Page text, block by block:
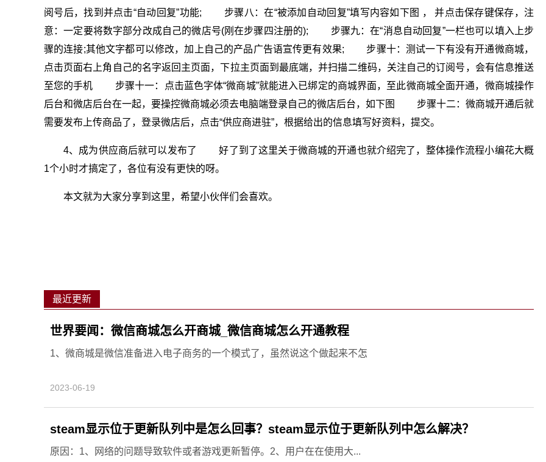
阅号后，找到并点击“自动回复”功能; 步骤八：在“被添加自动回复”填写内容如下图 ， 并点击保存键保存，注
意：一定要将数字部分改成自己的微店号(刚在步骤四注册的); 步骤九：在“消息自动回复”一栏也可以填入上步
骤的连接;其他文字都可以修改，加上自己的产品广告语宣传更有效果; 步骤十：测试一下有没有开通微商城，
点击页面右上角自己的名字返回主页面，下拉主页面到最底端，并扫描二维码，关注自己的订阅号，会有信息推送
至您的手机 步骤十一：点击蓝色字体“微商城”就能进入已绑定的商城界面，至此微商城全面开通，微商城操作
后台和微店后台在一起，要操控微商城必须去电脑端登录自己的微店后台，如下图 步骤十二：微商城开通后就
需要发布上传商品了，登录微店后，点击“供应商进驻”，根据给出的信息填写好资料，提交。
4、成为供应商后就可以发布了 好了到了这里关于微商城的开通也就介绍完了，整体操作流程小编花大概
1个小时才搞定了，各位有没有更快的呀。
本文就为大家分享到这里，希望小伙伴们会喜欢。
最近更新
世界要闻：微信商城怎么开商城_微信商城怎么开通教程
1、微商城是微信准备进入电子商务的一个模式了，虽然说这个做起来不怎
2023-06-19
steam显示位于更新队列中是怎么回事？steam显示位于更新队列中怎么解决？
原因：1、网络的问题导致软件或者游戏更新暂停。2、用户在在使用大...